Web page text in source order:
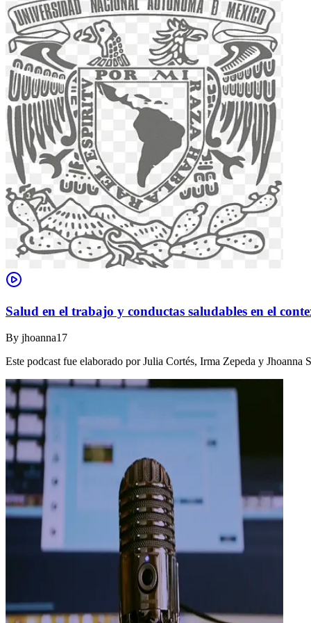
Salud en el trabajo y conductas saludables en el
By jhoanna17
Este podcast fue elaborado por Julia Cortés, Irma Zepeda y Jhoanna